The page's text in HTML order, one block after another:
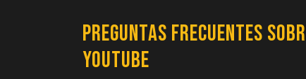
Preguntas Frecuentes
YouTube